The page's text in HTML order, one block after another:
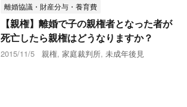
離婚協議・財産分与・養育費
【親権】離婚で子の親権者となった者が
死亡したら親権はどうなりますか？
2015/11/5 親権, 家庭裁判所, 未成年後見